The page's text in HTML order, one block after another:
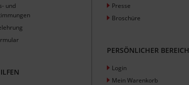
und
Presse
Broschüre
PERSÖNLICHER BEREICH
Login
Mein Warenkorb